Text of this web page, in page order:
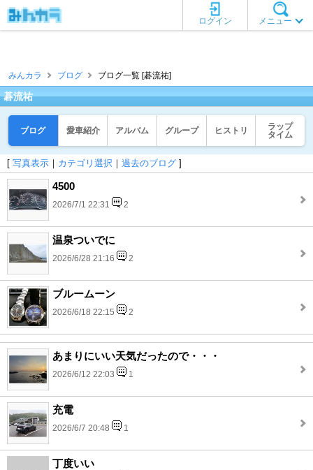
メニュー
ログイン
みんカラ ブログ ブログ一覧 [碁流祐]
碁流祐
ブログ 愛車紹介 アルバム グループ ヒストリ
ラップ
タイム
[ 写真表示 ｜ カテゴリ選択 ｜ 過去のブログ ]
4500
2026/7/1 22:31 2
温泉ついでに
2026/6/28 21:16 2
ブルームーン
2026/6/18 22:15 2
あまりにいい天気だったので・・・
2026/6/12 22:03 1
充電
2026/6/7 20:48 1
丁度いい